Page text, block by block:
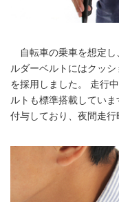
自転車の乗車を想定し
ルダーベルトにはクッ
を採用しました。 走行
ルトも標準搭載してい
付与しており、夜間走行